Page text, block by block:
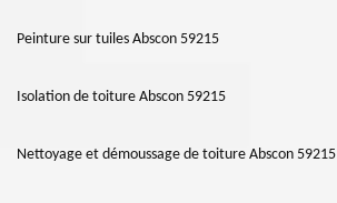
Peinture sur tuiles Abscon 59215
Isolation de toiture Abscon 59215
Nettoyage et démoussage de toiture Abscon 59215